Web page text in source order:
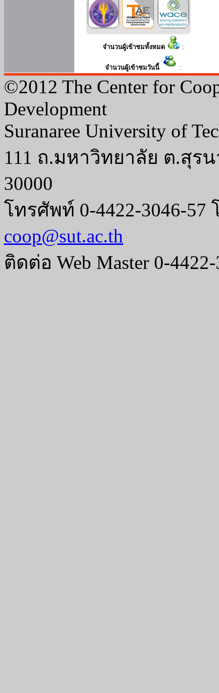
จำนวนผู้เข้าชมทั้งหมด :
จำนวนผู้เข้าชมวันนี้ :
©2012 The Center for
Development
Suranaree University of
111 ถ.มหาวิทยาลัย ต.สุร
30000
โทรศัพท์ 0-4422-3046-57
coop@sut.ac.th
ติดต่อ Web Master 0-